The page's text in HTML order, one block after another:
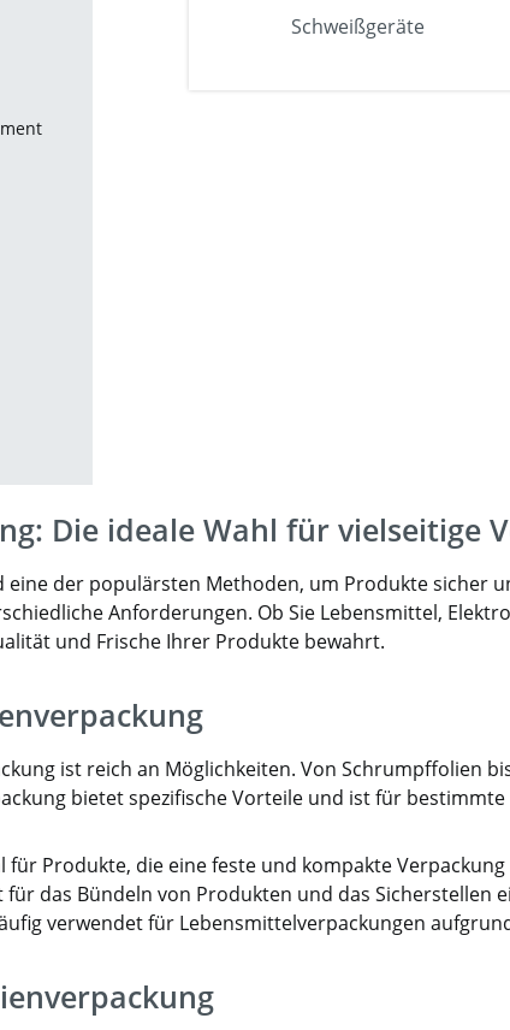
Schweißgeräte
Die ideale Wahl für vielseitige
eine der populärsten Methoden, um Produkte sicher
Anforderungen. Ob Sie Lebensmittel,
und Frische Ihrer Produkte bewahrt.
ist reich an Möglichkeiten. Von Schrumpffolien
bietet spezifische Vorteile und ist für
für Produkte, die eine feste und kompakte
für das Bündeln von Produkten und das Sicherstellen
verwendet für Lebensmittelverpackungen